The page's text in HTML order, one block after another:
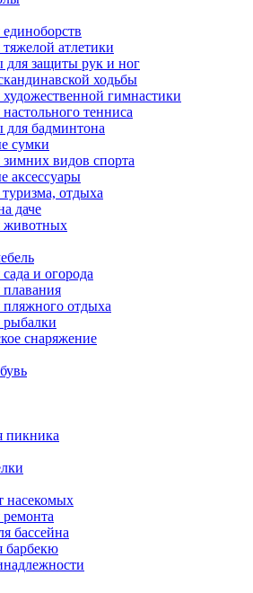
атлетики
для защиты рук и ног
ходьбы
гимнастики
тенниса
для бадминтона
сумки
видов спорта
аксессуары
отдыха
даче
животных
и огорода
отдыха
рыбалки
снаряжение
пикника
насекомых
бассейна
барбекю